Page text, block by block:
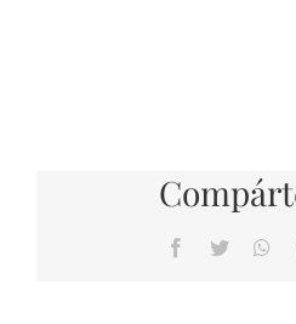
Facebook
Twitter